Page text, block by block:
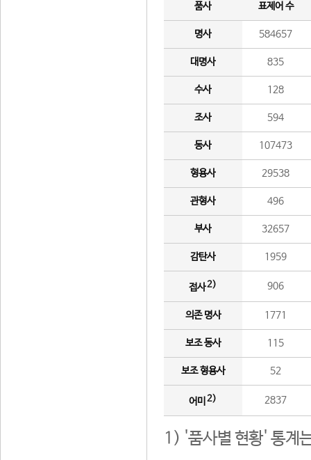
품사 표제어 수
명사 584657
대명사 835
수사 128
조사 594
동사 107473
형용사 29538
관형사 496
부사 32657
감탄사 1959
접사2) 906
의존 명사 1771
보조 동사 115
보조 형용사 52
어미 2) 2837
1) '품사별 현황' 통계